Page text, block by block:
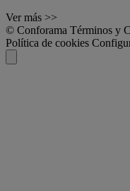
Ver más >>
© Conforama Términos y
Política de cookies